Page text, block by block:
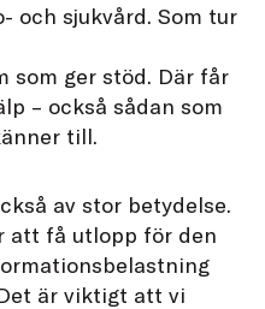
och sjukvård. Som tur
som ger stöd. Där får
– också sådan som
till.
av stor betydelse.
att få utlopp för den
är viktigt att vi